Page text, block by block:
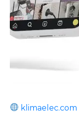
klimaelec.com